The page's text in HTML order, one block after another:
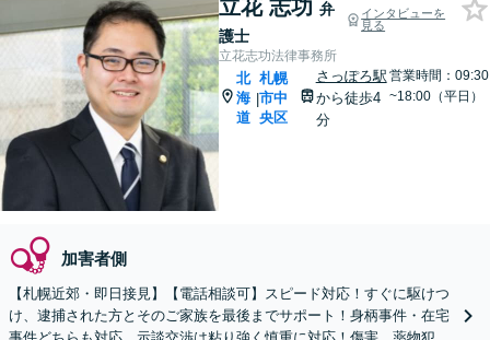
立花 志功 弁
護士
インタビューを
見る
立花志功法律事務所
北
海
道
|
札幌
市中
央区
さっぽろ駅
から徒歩4
分
営業時間：09:30
~18:00（平日）
加害者側
【札幌近郊・即日接見】【電話相談可】スピード対応！すぐに駆けつ
け、逮捕された方とそのご家族を最後までサポート！身柄事件・在宅